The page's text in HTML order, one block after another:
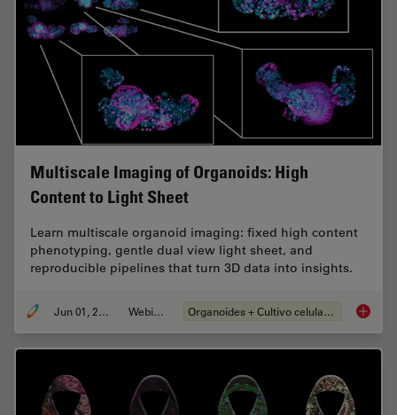
Multiscale Imaging of Organoids: High
Content to Light Sheet
Learn multiscale organoid imaging: fixed high content
phenotyping, gentle dual view light sheet, and
reproducible pipelines that turn 3D data into insights.
Jun 01, 2026 Webinar Organoides + Cultivo celular 3D